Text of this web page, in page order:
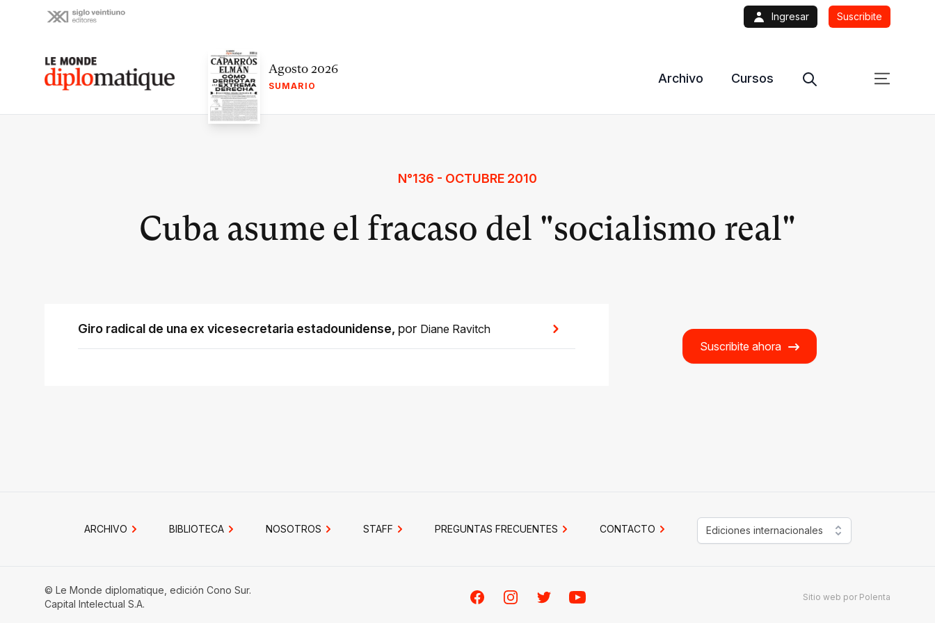
Ingresar Suscribite
Le monde diplomatique Agosto 2026
SUMARIO
Archivo Cursos
N°136 - OCTUBRE 2010
Cuba asume el fracaso del "socialismo real"
Suscribite ahora
Giro radical de una ex vicesecretaria estadounidense, por Diane Ravitch
ARCHIVO BIBLIOTECA NOSOTROS STAFF PREGUNTAS FRECUENTES CONTACTO Ediciones internacionales
© Le Monde diplomatique, edición Cono Sur.
Capital Intelectual S.A.
FacebookInstagramTwitterYoutube Sitio web por Polenta